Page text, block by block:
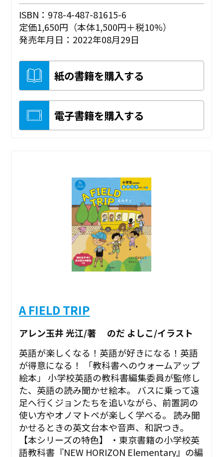
ISBN：978-4-487-81615-6
定価1,650円（本体1,500円＋税10%）
発売年月日：2022年08月29日
紙の書籍を購入する
電子書籍を購入する
A FIELD TRIP
アレン玉井 光江/著 のだ よしこ/イラスト
英語が楽しくなる！英語が好きになる！英語
が得意になる！ 「教科書へのウォームアップ
絵本」 小学校英語の教科書編集委員が監修し
た、英語の読み聞かせ絵本。 バスに乗って遠
足へ行くジョンたちを追いながら、前置詞の
使い方やオノマトペが楽しく学べる。 読み聞
かせるときの英文台本や音声、和訳つき。
【本シリーズの特色】 ・東京書籍の小学校英
語教科書『NEW HORIZON Elementary』の編